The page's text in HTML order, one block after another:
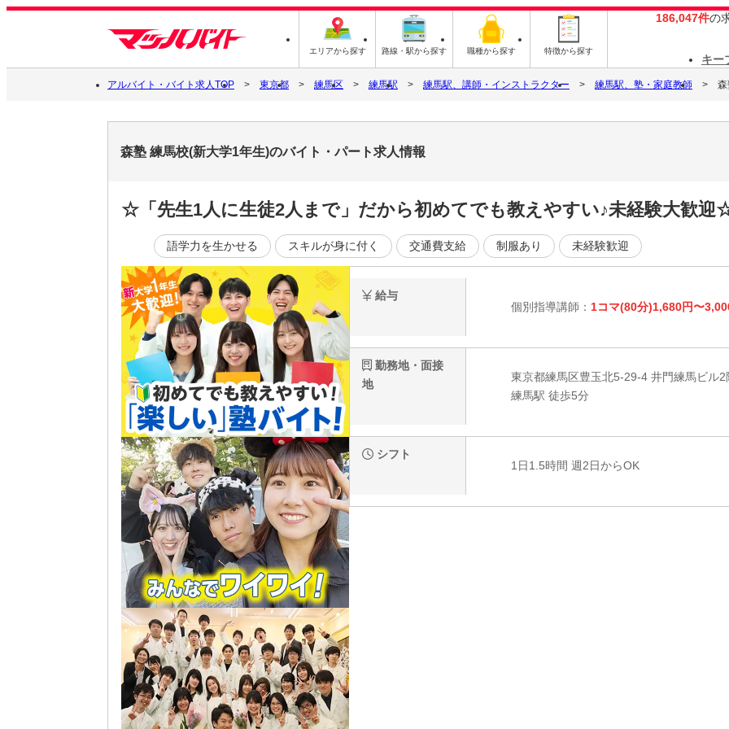
エリアから探す 路線・駅から探す 職種から探す 特徴から探す
186,047件の
キー
アルバイト・バイト求人TOP 東京都 練馬区 練馬駅 練馬駅、講師・インストラクター 練馬駅、塾・家庭教師
森塾 練馬校(新大学1年生)のバイト・パート求人情報
☆「先生1人に生徒2人まで」だから初めてでも教えやすい♪未経験大歓迎
語学力を生かせる スキルが身に付く 交通費支給 制服あり 未経験歓迎
給与
個別指導講師： 1コマ(80分)1,680円〜
勤務地・面接
地
東京都練馬区豊玉北5-29-4 井門練馬ビル2
練馬駅 徒歩5分
シフト
1日1.5時間 週2日からOK